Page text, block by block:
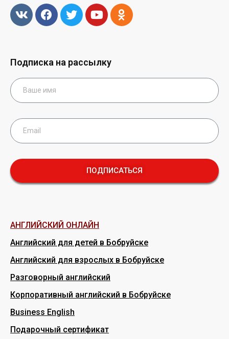
Подписка на рассылку
ПОДПИСАТЬСЯ
АНГЛИЙСКИЙ ОНЛАЙН
Английский для детей в Бобруйске
Английский для взрослых в Бобруйске
Разговорный английский
Корпоративный английский в Бобруйске
Business English
Подарочный сертификат